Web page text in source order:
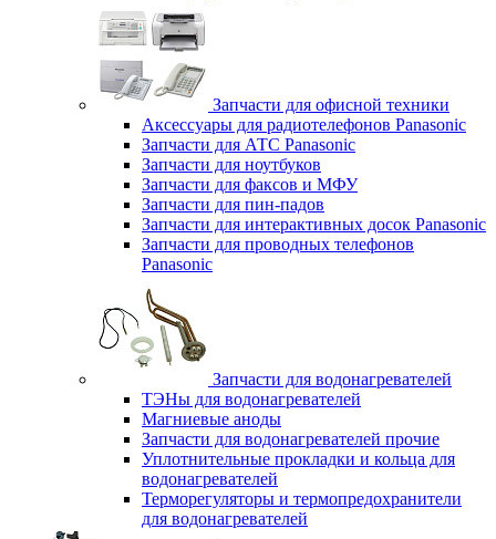
Запчасти для офисной техники
Аксессуары для радиотелефонов Panasonic
Запчасти для АТС Panasonic
Запчасти для ноутбуков
Запчасти для факсов и МФУ
Запчасти для пин-падов
Запчасти для интерактивных досок Panasonic
Запчасти для проводных телефонов
Panasonic
Запчасти для водонагревателей
ТЭНы для водонагревателей
Магниевые аноды
Запчасти для водонагревателей прочие
Уплотнительные прокладки и кольца для
водонагревателей
Терморегуляторы и термопредохранители
для водонагревателей